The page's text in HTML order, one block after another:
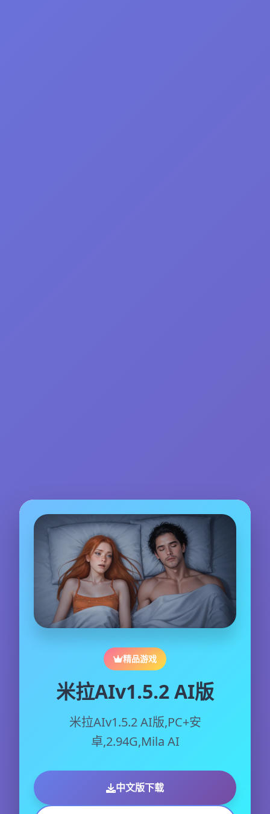
精品游戏
米拉AIv1.5.2 AI版
米拉AIv1.5.2 AI版,PC+安
卓,2.94G,Mila AI
中文版下载